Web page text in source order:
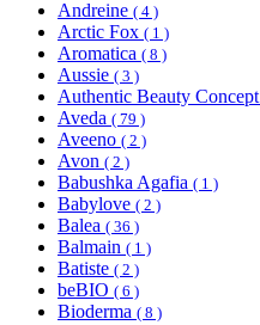
Andreine ( 4 )
Arctic Fox ( 1 )
Aromatica ( 8 )
Aussie ( 3 )
Authentic Beauty Concept
Aveda ( 79 )
Aveeno ( 2 )
Avon ( 2 )
Babushka Agafia ( 1 )
Babylove ( 2 )
Balea ( 36 )
Balmain ( 1 )
Batiste ( 2 )
beBIO ( 6 )
Bioderma ( 8 )